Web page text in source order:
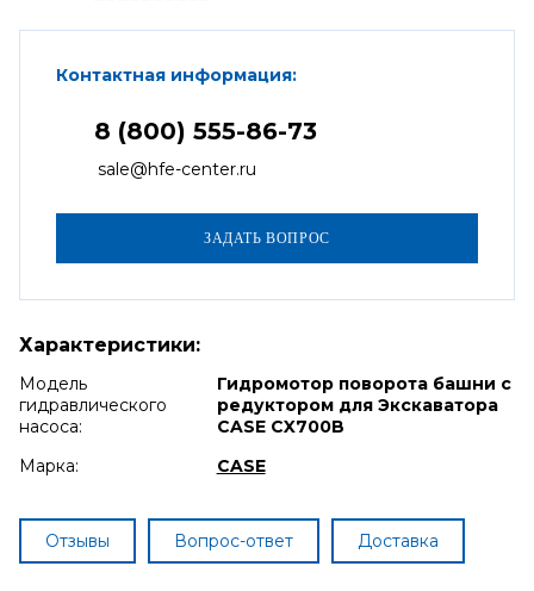
Контактная информация:
8 (800) 555-86-73
sale@hfe-center.ru
Характеристики:
Модель
гидравлического
насоса:
Гидромотор поворота башни с
редуктором для Экскаватора
CASE CX700B
Марка:
CASE
Отзывы Вопрос-ответ Доставка